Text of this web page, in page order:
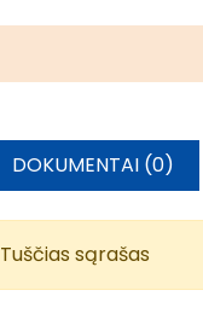
DOKUMENTAI (0)
Tuščias sąrašas